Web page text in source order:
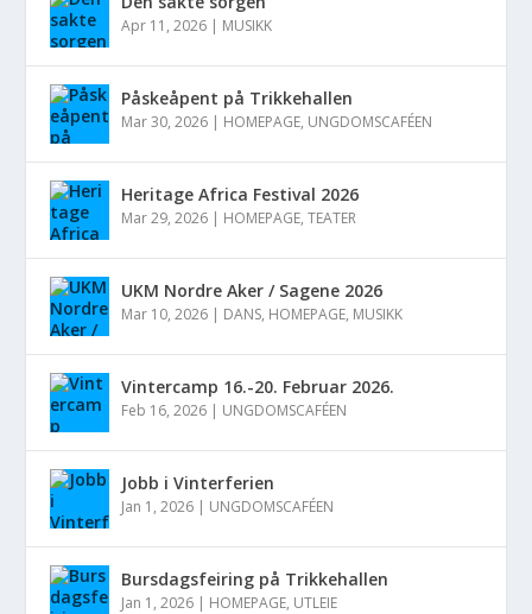
Apr 11, 2026 | MUSIKK
Påskeåpent på Trikkehallen
Mar 30, 2026 | HOMEPAGE, UNGDOMSCAFÉEN
Heritage Africa Festival 2026
Mar 29, 2026 | HOMEPAGE,TEATER
UKM Nordre Aker / Sagene 2026
Mar 10, 2026 | DANS, HOMEPAGE, MUSIKK
Vintercamp 16.-20. Februar 2026.
Feb 16, 2026 | UNGDOMSCAFÉEN
Jobb i Vinterferien
Jan 1, 2026 | UNGDOMSCAFÉEN
Bursdagsfeiring på Trikkehallen
Jan 1, 2026 | HOMEPAGE, UTLEIE